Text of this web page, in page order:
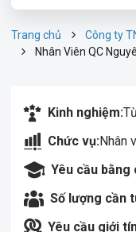
Trang chủ
Công ty
Nhân Viên QC
Kinh nghiệm:
Chức vụ:Nhân
Yêu cầu bằng
Số lượng cần
Yêu cầu giới